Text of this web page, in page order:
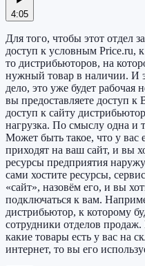
4:05
Для того, чтобы этот отдел
доступ к условным Price.ru,
то дистрибьюторов, на
нужный товар в наличии. И
дело, это уже будет рабочая
вы предоставляете доступ к
доступ к сайту
нагрузка. По смыслу одна и
Может быть такое, что у вас
приходят на ваш сайт, и вы
ресурсы предприятия
сами хостите ресурсы,
«сайт», назовём его, и вы
подключаться к вам.
дистрибьютор, к которому
сотрудники отделов
какие товары есть у вас на
интернет, то вы его